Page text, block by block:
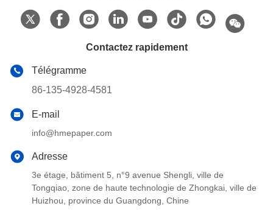
Contactez rapidement
Télégramme
86-135-4928-4581
E-mail
info@hmepaper.com
Adresse
3e étage, bâtiment 5, n°9 avenue Shengli, ville de
Tongqiao, zone de haute technologie de Zhongkai, ville de
Huizhou, province du Guangdong, Chine